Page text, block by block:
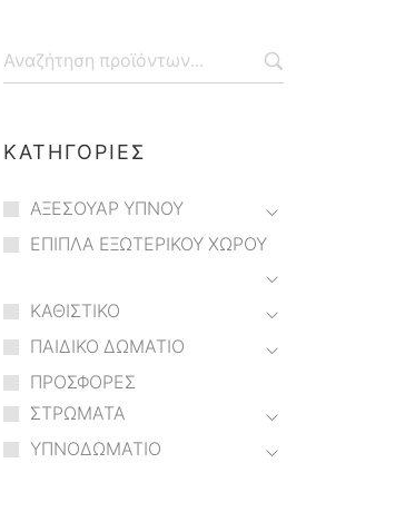
ΚΑΤΗΓΟΡΙΕΣ
ΑΞΕΣΟΥΑΡ ΥΠΝΟΥ
ΕΠΙΠΛΑ ΕΞΩΤΕΡΙΚΟΥ ΧΩΡΟΥ
ΚΑΘΙΣΤΙΚΟ
ΠΑΙΔΙΚΟ ΔΩΜΑΤΙΟ
ΠΡΟΣΦΟΡΕΣ
ΣΤΡΩΜΑΤΑ
ΥΠΝΟΔΩΜΑΤΙΟ